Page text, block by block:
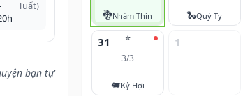
Tuất)
bạn tự
🐉Nhâm Thìn 🐍Quý Tỵ
⭐
31
3/3
🐖Kỷ Hợi
1